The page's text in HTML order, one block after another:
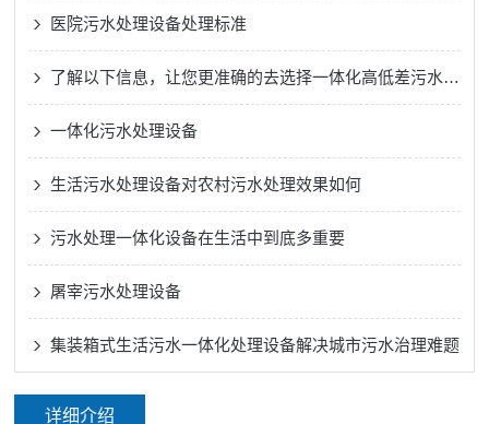
医院污水处理设备处理标准
了解以下信息，让您更准确的去选择一体化高低差污水提升设备
一体化污水处理设备
生活污水处理设备对农村污水处理效果如何
污水处理一体化设备在生活中到底多重要
屠宰污水处理设备
集装箱式生活污水一体化处理设备解决城市污水治理难题
详细介绍